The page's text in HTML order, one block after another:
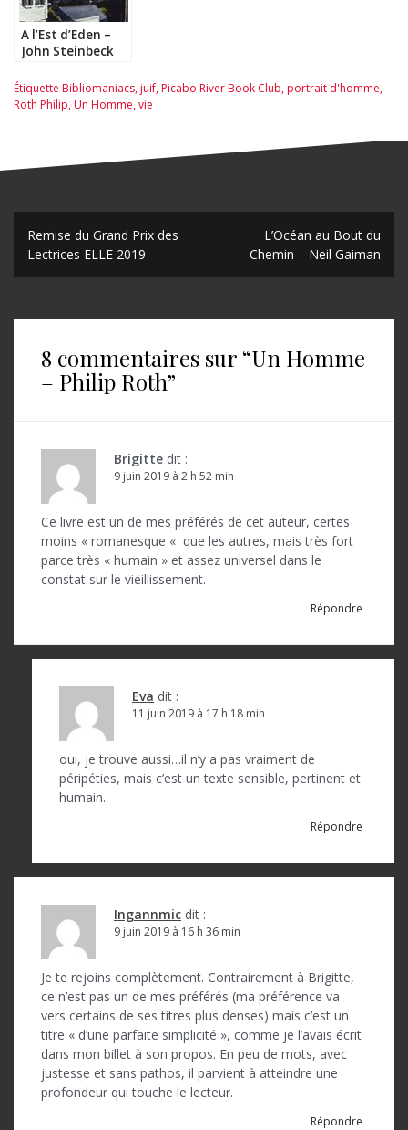
A l’Est d’Eden –
John Steinbeck
Étiquette Bibliomaniacs,juif,Picabo River Book Club,portrait d'homme,
Roth Philip,Un Homme,vie
N
a
’
Remise du Grand Prix des
Lectrices ELLE 2019
L’Océan au Bout du
Chemin – Neil Gaiman
8 commentaires sur “Un Homme
– Philip Roth”
Brigitte dit :
9 juin 2019 à 2 h 52 min
Ce livre est un de mes préférés de cet auteur, certes
moins « romanesque « que les autres, mais très fort
parce très « humain » et assez universel dans le
constat sur le vieillissement.
Répondre
Eva dit :
11 juin 2019 à 17 h 18 min
oui, je trouve aussi…il n’y a pas vraiment de
péripéties, mais c’est un texte sensible, pertinent et
humain.
Répondre
Ingannmic dit :
9 juin 2019 à 16 h 36 min
Je te rejoins complètement. Contrairement à Brigitte,
ce n’est pas un de mes préférés (ma préférence va
vers certains de ses titres plus denses) mais c’est un
titre « d’une parfaite simplicité », comme je l’avais écrit
dans mon billet à son propos. En peu de mots, avec
justesse et sans pathos, il parvient à atteindre une
profondeur qui touche le lecteur.
Répondre